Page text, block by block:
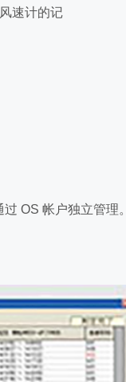
OS 帐户独立管理
速计的记